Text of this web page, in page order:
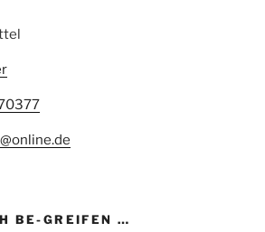
BE-GREIFEN …